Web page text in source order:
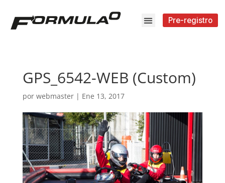
Pre-registro
GPS_6542-WEB (Custom)
por webmaster| Ene 13, 2017